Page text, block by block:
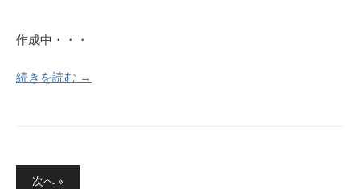
作成中・・・
続きを読む →
次へ »